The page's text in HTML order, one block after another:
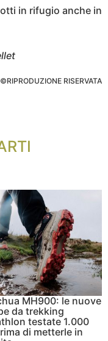
in rifugio anche in
©RIPRODUZIONE RISERVATA
MH900: le nuove
da trekking
testate 1.000
di metterle in